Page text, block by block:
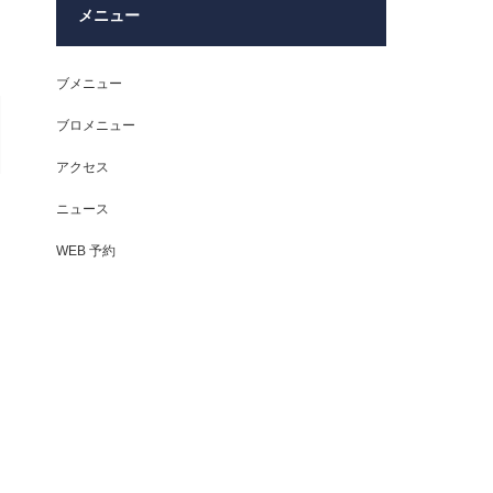
メニュー
ブメニュー
ブロメニュー
アクセス
ニュース
WEB 予約